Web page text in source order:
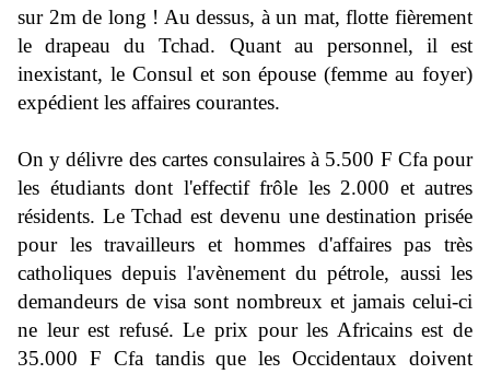
sur 2m de long ! Au dessus, à un mat, flotte fièrement
le drapeau du Tchad. Quant au personnel, il est
inexistant, le Consul et son épouse (femme au foyer)
expédient les affaires courantes.
On y délivre des cartes consulaires à 5.500 F Cfa pour
les étudiants dont l'effectif frôle les 2.000 et autres
résidents. Le Tchad est devenu une destination prisée
pour les travailleurs et hommes d'affaires pas très
catholiques depuis l'avènement du pétrole, aussi les
demandeurs de visa sont nombreux et jamais celui-ci
ne leur est refusé. Le prix pour les Africains est de
35.000 F Cfa tandis que les Occidentaux doivent